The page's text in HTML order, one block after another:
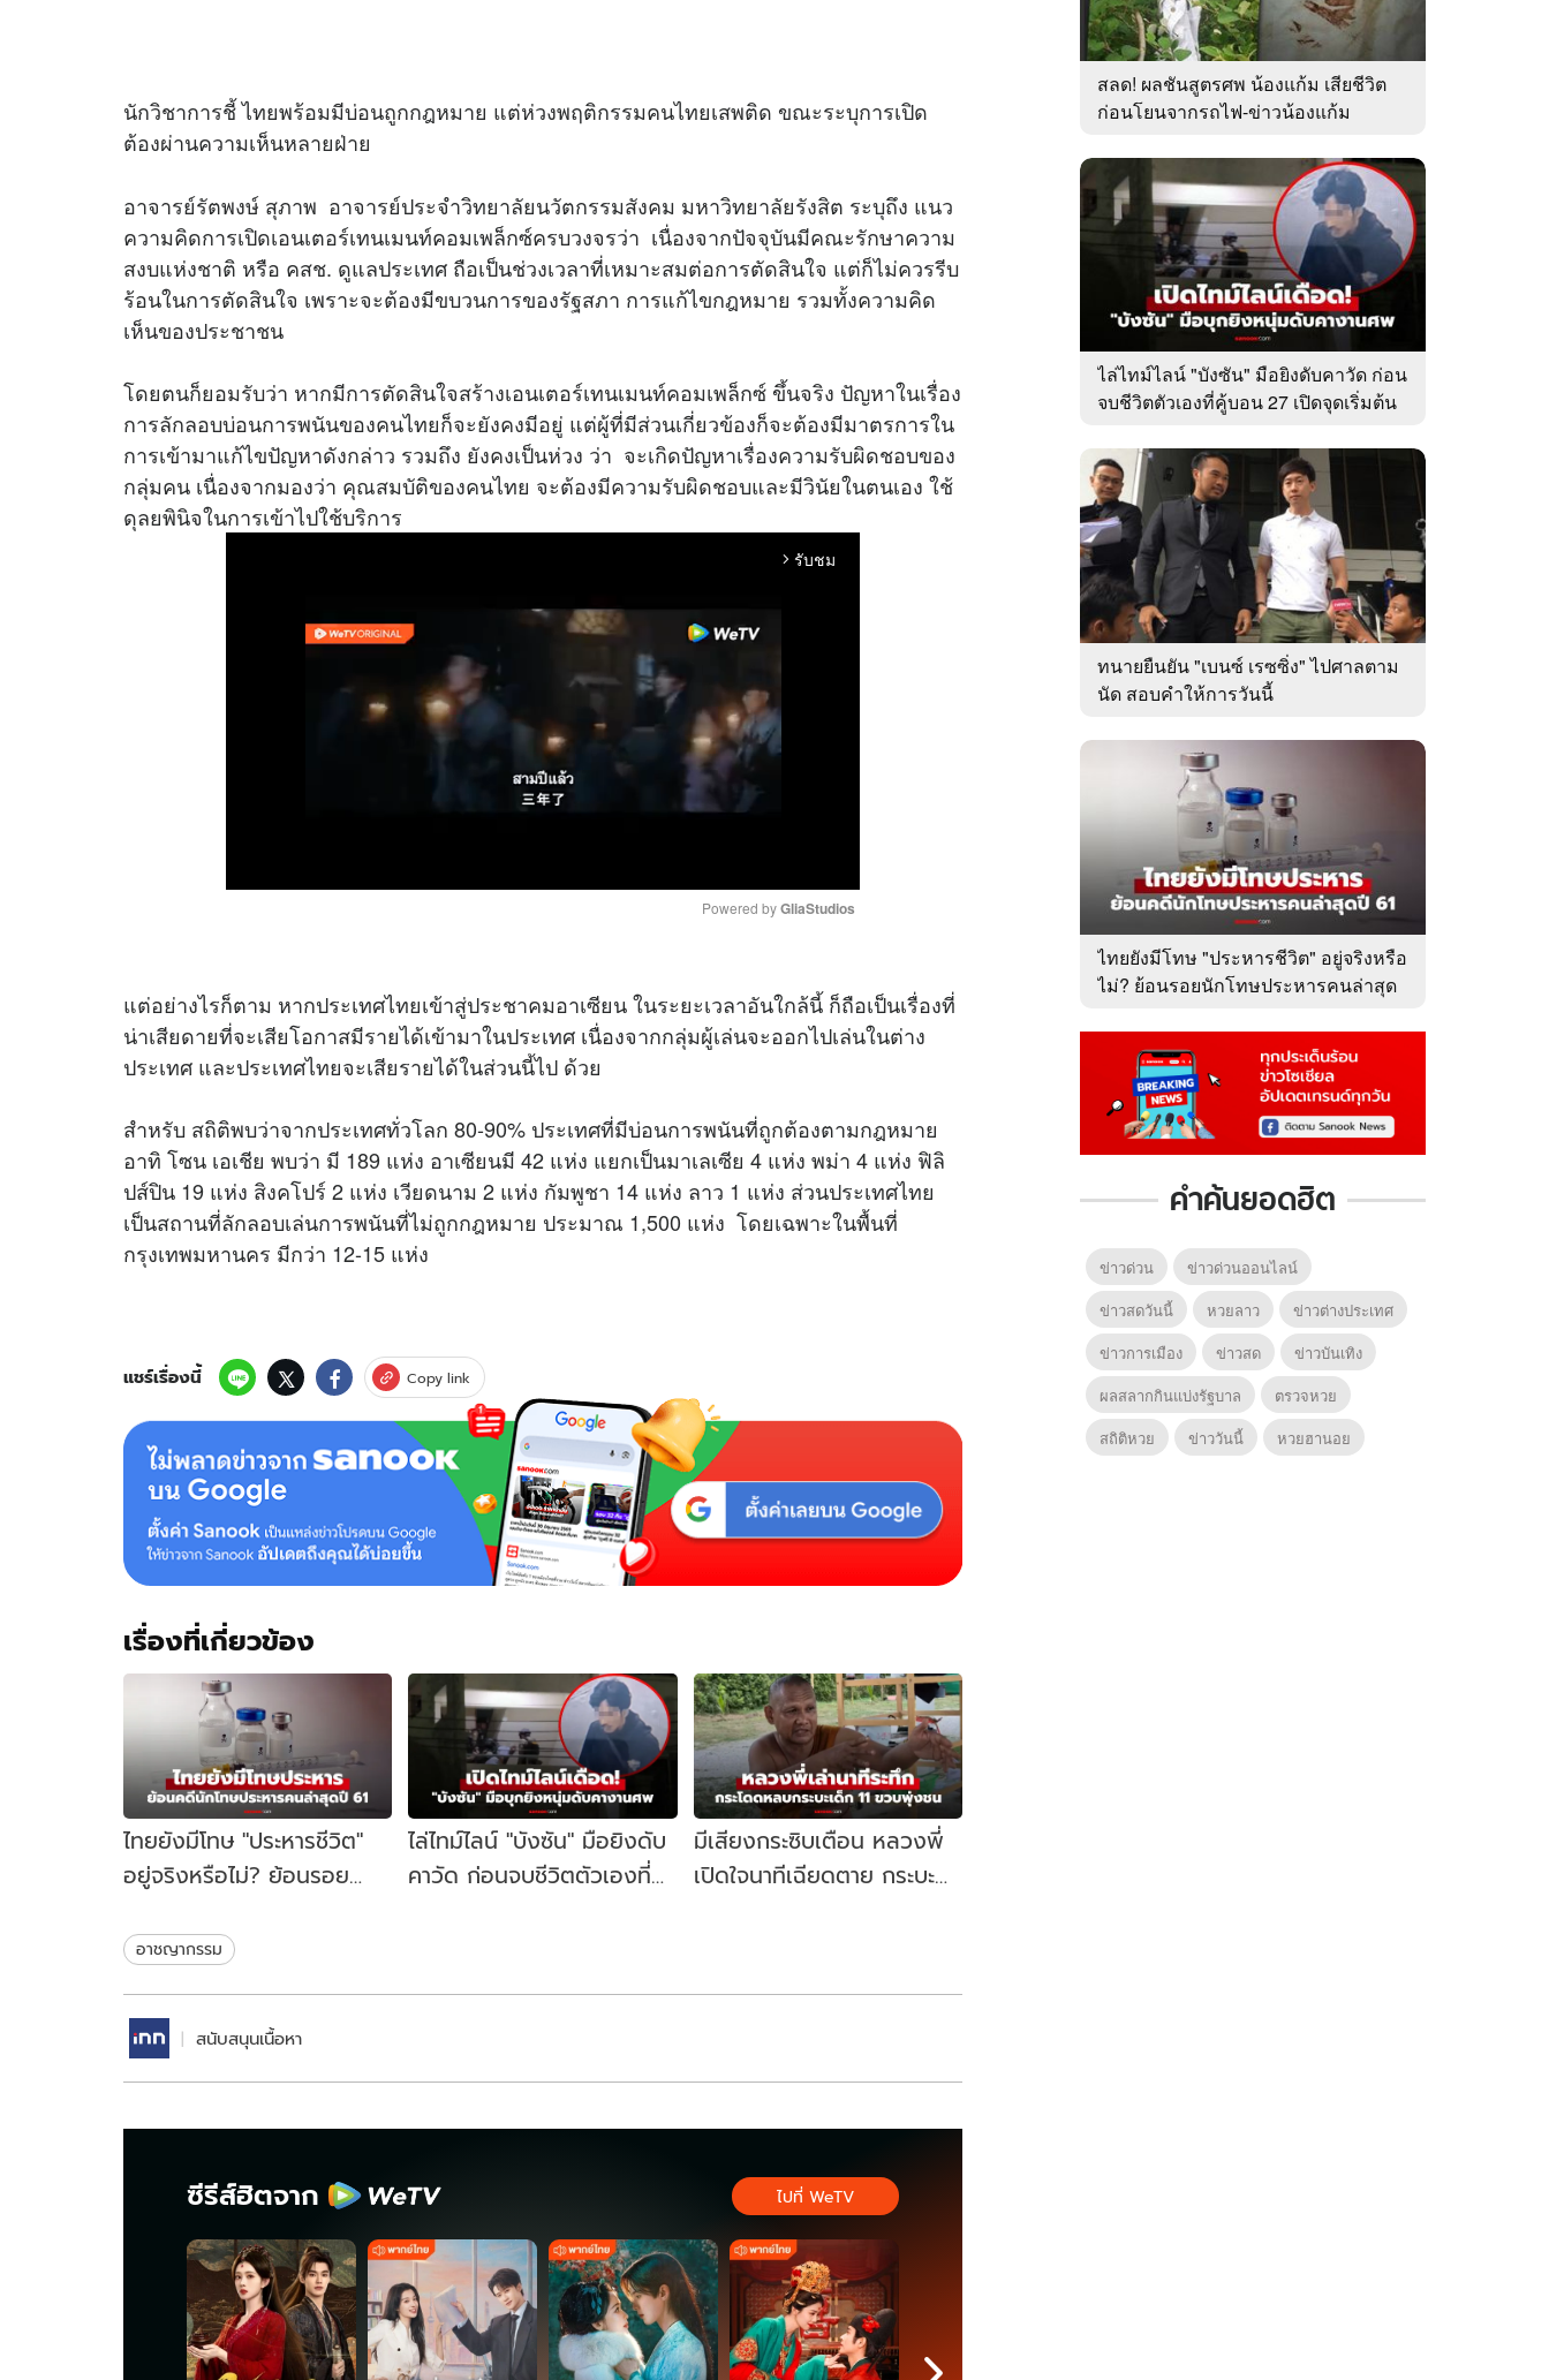
นักวิชาการชี้ ไทยพร้อมมีบ่อนถูกกฎหมาย แต่ห่วงพฤติกรรมคนไทยเสพติด ขณะระบุการเปิด
ต้องผ่านความเห็นหลายฝ่าย
อาจารย์รัตพงษ์ สุภาพ อาจารย์ประจำวิทยาลัยนวัตกรรมสังคม มหาวิทยาลัยรังสิต ระบุถึง แนว
ความคิดการเปิดเอนเตอร์เทนเมนท์คอมเพล็กซ์ครบวงจรว่า เนื่องจากปัจจุบันมีคณะรักษาความ
สงบแห่งชาติ หรือ คสช. ดูแลประเทศ ถือเป็นช่วงเวลาที่เหมาะสมต่อการตัดสินใจ แต่ก็ไม่ควรรีบ
ร้อนในการตัดสินใจ เพราะจะต้องมีขบวนการของรัฐสภา การแก้ไขกฎหมาย รวมทั้งความคิด
เห็นของประชาชน
โดยตนก็ยอมรับว่า หากมีการตัดสินใจสร้างเอนเตอร์เทนเมนท์คอมเพล็กซ์ ขึ้นจริง ปัญหาในเรื่อง
การลักลอบบ่อนการพนันของคนไทยก็จะยังคงมีอยู่ แต่ผู้ที่มีส่วนเกี่ยวข้องก็จะต้องมีมาตรการใน
การเข้ามาแก้ไขปัญหาดังกล่าว รวมถึง ยังคงเป็นห่วง ว่า จะเกิดปัญหาเรื่องความรับผิดชอบของ
กลุ่มคน เนื่องจากมองว่า คุณสมบัติของคนไทย จะต้องมีความรับผิดชอบและมีวินัยในตนเอง ใช้
ดุลยพินิจในการเข้าไปใช้บริการ
arrow_forward_ios รับชม
u
t
Powered by GliaStudios
แต่อย่างไรก็ตาม หากประเทศไทยเข้าสู่ประชาคมอาเซียน ในระยะเวลาอันใกล้นี้ ก็ถือเป็นเรื่องที่
น่าเสียดายที่จะเสียโอกาสมีรายได้เข้ามาในประเทศ เนื่องจากกลุ่มผู้เล่นจะออกไปเล่นในต่าง
ประเทศ และประเทศไทยจะเสียรายได้ในส่วนนี้ไป ด้วย
สำหรับ สถิติพบว่าจากประเทศทั่วโลก 80-90% ประเทศที่มีบ่อนการพนันที่ถูกต้องตามกฎหมาย
อาทิ โซน เอเชีย พบว่า มี 189 แห่ง อาเซียนมี 42 แห่ง แยกเป็นมาเลเซีย 4 แห่ง พม่า 4 แห่ง ฟิลิ
ปส์ปิน 19 แห่ง สิงคโปร์ 2 แห่ง เวียดนาม 2 แห่ง กัมพูชา 14 แห่ง ลาว 1 แห่ง ส่วนประเทศไทย
เป็นสถานที่ลักลอบเล่นการพนันที่ไม่ถูกกฎหมาย ประมาณ 1,500 แห่ง โดยเฉพาะในพื้นที่
กรุงเทพมหานคร มีกว่า 12-15 แห่ง
แชร์เรื่องนี้ Copy link
เรื่องที่เกี่ยวข้อง
ไทยยังมีโทษ "ประหารชีวิต"
อยู่จริงหรือไม่? ย้อนรอย
2561
ไล่ไทม์ไลน์ "บังซัน" มือยิงดับ
คาวัด ก่อนจบชีวิตตัวเองที่
มีเสียงกระซิบเตือน หลวงพี่
เปิดใจนาทีเฉียดตาย กระบะ
อาชญากรรม
สนับสนุนเนื้อหา
ซีรีส์ฮิตจาก ไปที่ WeTV
สลด! ผลชันสูตรศพ น้องแก้ม เสียชีวิต
ก่อนโยนจากรถไฟ-ข่าวน้องแก้ม
ไล่ไทม์ไลน์ "บังซัน" มือยิงดับคาวัด ก่อน
จบชีวิตตัวเองที่คู้บอน 27 เปิดจุดเริ่มต้น
ทนายยืนยัน "เบนซ์ เรซซิ่ง" ไปศาลตาม
นัด สอบคำให้การวันนี้
ไทยยังมีโทษ "ประหารชีวิต" อยู่จริงหรือ
ไม่? ย้อนรอยนักโทษประหารคนล่าสุด
คำค้นยอดฮิต
ข่าวด่วน
ข่าวด่วนออนไลน์
ข่าวสดวันนี้
หวยลาว
ข่าวต่างประเทศ
ข่าวการเมือง
ข่าวสด
ข่าวบันเทิง
ผลสลากกินแบ่งรัฐบาล
ตรวจหวย
สถิติหวย
ข่าววันนี้ หวยฮานอย